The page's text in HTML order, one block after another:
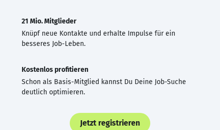
21 Mio. Mitglieder
Knüpf neue Kontakte und erhalte Impulse für ein
besseres Job-Leben.
Kostenlos profitieren
Schon als Basis-Mitglied kannst Du Deine Job-Suche
deutlich optimieren.
Jetzt registrieren